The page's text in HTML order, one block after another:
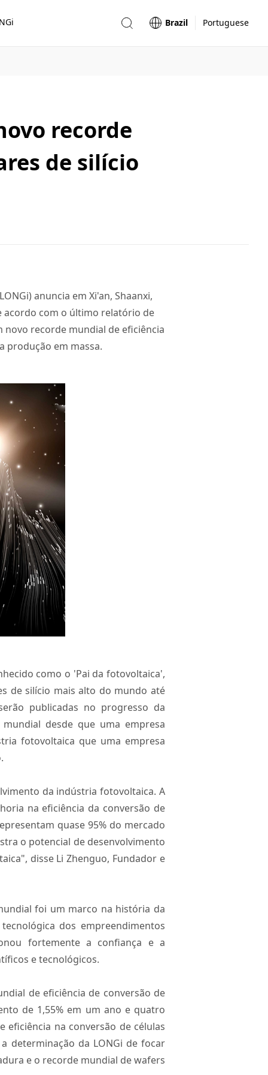
Brazil Portuguese
recorde
de silício
anuncia em Xi'an, Shaanxi,
acordo com o último relatório de
novo recorde mundial de eficiência
produção em massa.
como o 'Pai da fotovoltaica',
de silício mais alto do mundo até
publicadas no progresso da
desde que uma empresa
fotovoltaica que uma empresa
da indústria fotovoltaica. A
na eficiência da conversão de
quase 95% do mercado
o potencial de desenvolvimento
disse Li Zhenguo, Fundador e
foi um marco na história da
dos empreendimentos
fortemente a confiança e a
e tecnológicos.
de eficiência de conversão de
de 1,55% em um ano e quatro
eficiência na conversão de células
determinação da LONGi de focar
e o recorde mundial de wafers